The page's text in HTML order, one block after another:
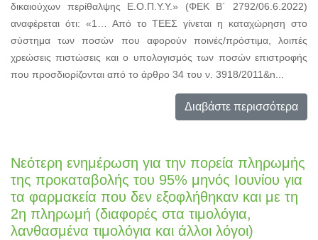
δικαιούχων περίθαλψης Ε.Ο.Π.Υ.Υ.» (ΦΕΚ Β΄ 2792/06.6.2022)
αναφέρεται ότι: «1… Από το ΤΕΕΣ γίνεται η καταχώρηση στο
σύστημα των ποσών που αφορούν ποινές/πρόστιμα, λοιπές
χρεώσεις πιστώσεις και ο υπολογισμός των ποσών επιστροφής
που προσδιορίζονται από το άρθρο 34 του ν. 3918/2011&n...
Διαβάστε περισσότερα
Νεότερη ενημέρωση για την πορεία πληρωμής
της προκαταβολής του 95% μηνός Ιουνίου για
τα φαρμακεία που δεν εξοφλήθηκαν και με τη
2η πληρωμή (διαφορές στα τιμολόγια,
λανθασμένα τιμολόγια και άλλοι λόγοι)